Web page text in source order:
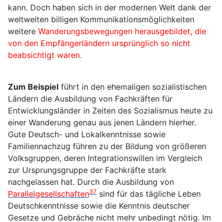
kann. Doch haben sich in der modernen Welt dank der
weltweiten billigen Kommunikationsmöglichkeiten
weitere Wanderungsbewegungen herausgebildet, die
von den Empfängerländern ursprünglich so nicht
beabsichtigt waren.
Zum Beispiel führt in den ehemaligen sozialistischen
Ländern die Ausbildung von Fachkräften für
Entwicklungsländer in Zeiten des Sozialismus heute zu
einer Wanderung genau aus jenen Ländern hierher.
Gute Deutsch- und Lokalkenntnisse sowie
Familiennachzug führen zu der Bildung von größeren
Volksgruppen, deren Integrationswillen im Vergleich
zur Ursprungsgruppe der Fachkräfte stark
nachgelassen hat. Durch die Ausbildung von
Parallelgesellschaften37 sind für das tägliche Leben
Deutschkenntnisse sowie die Kenntnis deutscher
Gesetze und Gebräche nicht mehr unbedingt nötig. Im